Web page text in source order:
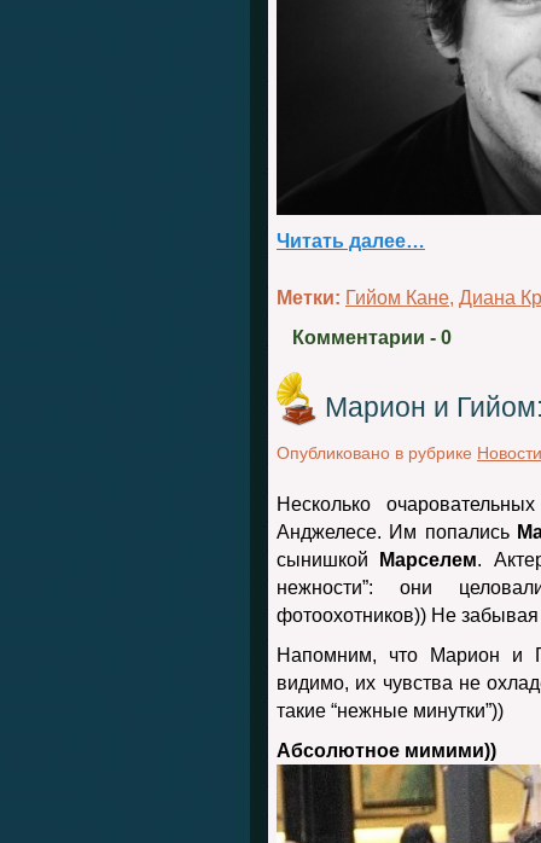
Читать далее…
Метки: Гийом Кане, Диана
Комментарии - 0
Марион и
Опубликовано в рубрике Новости
Несколько
Анджелесе. Им попались
сынишкой
Марселем.
нежности”: они
фотоохотников)) Не
Напомним, что Марион и
видимо, их чувства не
такие “нежные минутки”))
Абсолютное мимими))